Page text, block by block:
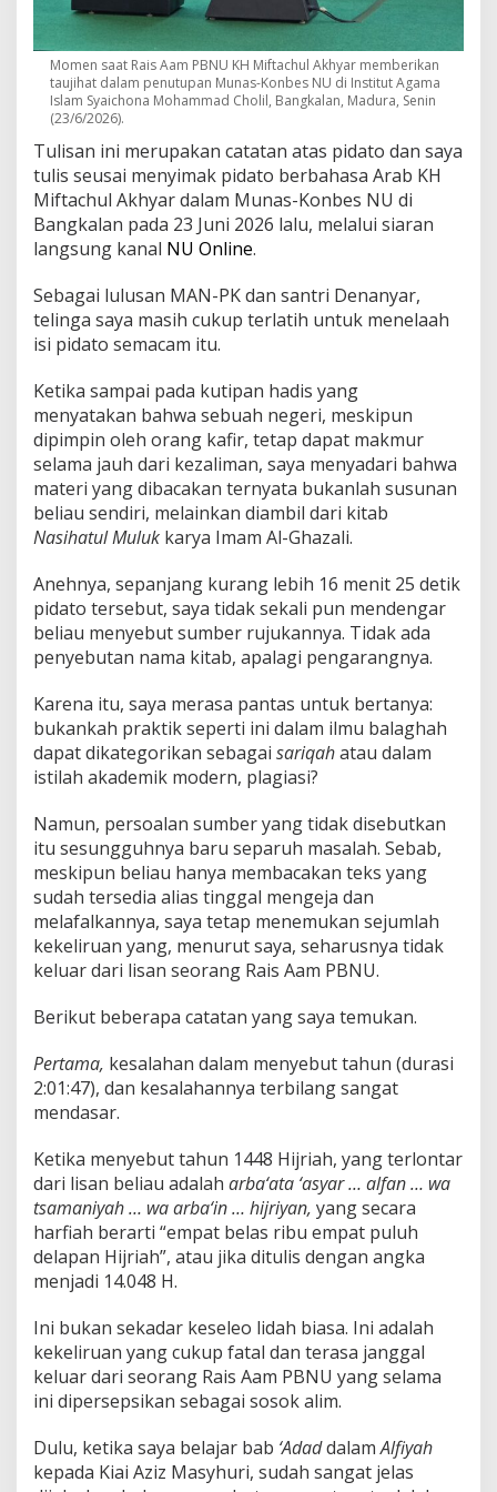
i
t
d
a
n
a
a
h
P
a
a
n
g
H
r
a
t
S
a
a
t
P
d
a
t
o
P
n
u
t
u
p
n
M
u
n
a
s
-
K
b
s
N
Momen saat Rais Aam PBNU KH Miftachul Akhyar memberikan
taujihat dalam penutupan Munas-Konbes NU di Institut Agama
Islam Syaichona Mohammad Cholil, Bangkalan, Madura, Senin
(23/6/2026).
Tulisan ini merupakan catatan atas pidato dan saya
tulis seusai menyimak pidato berbahasa Arab KH
Miftachul Akhyar dalam Munas-Konbes NU di
Bangkalan pada 23 Juni 2026 lalu, melalui siaran
langsung kanal NU Online.
Sebagai lulusan MAN-PK dan santri Denanyar,
telinga saya masih cukup terlatih untuk menelaah
isi pidato semacam itu.
Ketika sampai pada kutipan hadis yang
menyatakan bahwa sebuah negeri, meskipun
dipimpin oleh orang kafir, tetap dapat makmur
selama jauh dari kezaliman, saya menyadari bahwa
materi yang dibacakan ternyata bukanlah susunan
beliau sendiri, melainkan diambil dari kitab
Nasihatul Muluk karya Imam Al-Ghazali.
Anehnya, sepanjang kurang lebih 16 menit 25 detik
pidato tersebut, saya tidak sekali pun mendengar
beliau menyebut sumber rujukannya. Tidak ada
penyebutan nama kitab, apalagi pengarangnya.
Karena itu, saya merasa pantas untuk bertanya:
bukankah praktik seperti ini dalam ilmu balaghah
dapat dikategorikan sebagai sariqahatau dalam
istilah akademik modern, plagiasi?
Namun, persoalan sumber yang tidak disebutkan
itu sesungguhnya baru separuh masalah. Sebab,
meskipun beliau hanya membacakan teks yang
sudah tersedia alias tinggal mengeja dan
melafalkannya, saya tetap menemukan sejumlah
kekeliruan yang, menurut saya, seharusnya tidak
keluar dari lisan seorang Rais Aam PBNU.
Berikut beberapa catatan yang saya temukan.
Pertama, kesalahan dalam menyebut tahun (durasi
2:01:47), dan kesalahannya terbilang sangat
mendasar.
Ketika menyebut tahun 1448 Hijriah, yang terlontar
dari lisan beliau adalah arba‘ata ‘asyar … alfan … wa
tsamaniyah … wa arba‘in … hijriyan, yang secara
harfiah berarti “empat belas ribu empat puluh
delapan Hijriah”, atau jika ditulis dengan angka
menjadi 14.048 H.
Ini bukan sekadar keseleo lidah biasa. Ini adalah
kekeliruan yang cukup fatal dan terasa janggal
keluar dari seorang Rais Aam PBNU yang selama
ini dipersepsikan sebagai sosok alim.
Dulu, ketika saya belajar bab ‘AdaddalamAlfiyah
kepada Kiai Aziz Masyhuri, sudah sangat jelas